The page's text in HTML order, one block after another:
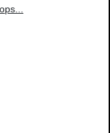
...